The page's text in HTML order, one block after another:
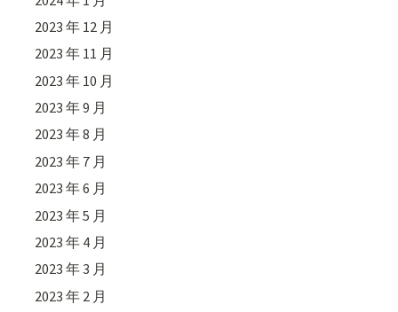
2023 年 12 月
2023 年 11 月
2023 年 10 月
2023 年 9 月
2023 年 8 月
2023 年 7 月
2023 年 6 月
2023 年 5 月
2023 年 4 月
2023 年 3 月
2023 年 2 月